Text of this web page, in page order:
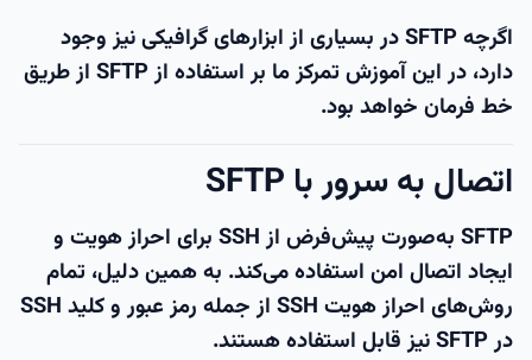
اگرچه SFTP در بسیاری از ابزارهای گرافیکی نیز وجود
دارد، در این آموزش تمرکز ما بر استفاده از SFTP از طریق
خط فرمان خواهد بود.
اتصال به سرور با SFTP
SFTP به‌صورت پیش‌فرض از SSH برای احراز هویت و
ایجاد اتصال امن استفاده می‌کند. به همین دلیل، تمام
روش‌های احراز هویت SSH از جمله رمز عبور و کلید SSH
در SFTP نیز قابل استفاده هستند.